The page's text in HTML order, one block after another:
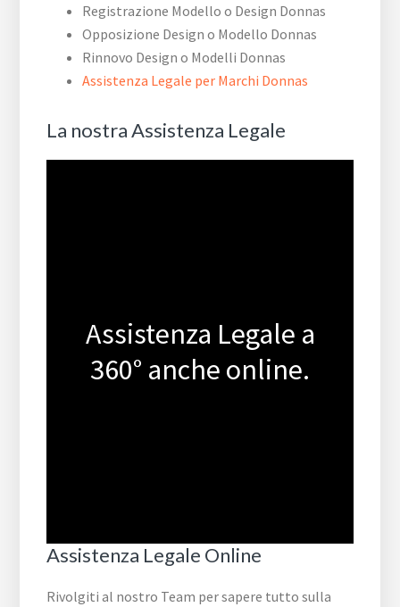
Registrazione Modello o Design Donnas
Opposizione Design o Modello Donnas
Rinnovo Design o Modelli Donnas
Assistenza Legale per Marchi Donnas
La nostra Assistenza Legale
Assistenza Legale a
360° anche online.
Assistenza Legale Online
Rivolgiti al nostro Team per sapere tutto sulla